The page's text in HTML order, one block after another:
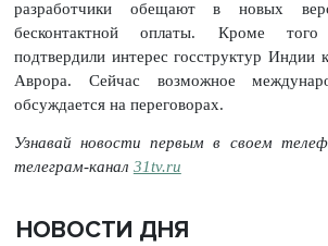
разработчики обещают в новых
бесконтактной оплаты. Кроме
подтвердили интерес госструктур Индии
Аврора. Сейчас возможное
обсуждается на переговорах.
Узнавай новости первым в своем
телеграм-канал 31tv.ru
НОВОСТИ ДНЯ